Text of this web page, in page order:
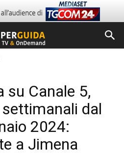
su Canale 5,
dal
2024:
a Jimena